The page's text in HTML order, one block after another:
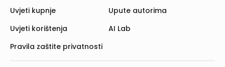
Uvjeti kupnje
Uvjeti korištenja
Pravila zaštite privatnosti
Upute autorima
AI Lab